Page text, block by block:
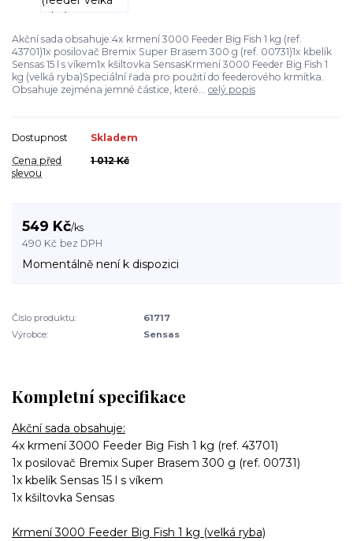
Akční sada obsahuje:4x krmení 3000 Feeder Big Fish 1 kg (ref.
43701)1x posilovač Bremix Super Brasem 300 g (ref. 00731)1x kbelík
Sensas 15 l s víkem1x kšiltovka SensasKrmení 3000 Feeder Big Fish 1
kg (velká ryba)Speciální řada pro použití do feederového krmítka.
Obsahuje zejména jemné částice, které... celý popis
Dostupnost
Skladem
Cena před
slevou
1 012 Kč
549 Kč/ks
490 Kč bez DPH
Momentálně není k dispozici
Číslo produktu:
61717
Výrobce:
Sensas
Kompletní specifikace
Akční sada obsahuje:
4x krmení 3000 Feeder Big Fish 1 kg (ref. 43701)
1x posilovač Bremix Super Brasem 300 g (ref. 00731)
1x kbelík Sensas 15 l s víkem
1x kšiltovka Sensas
Krmení 3000 Feeder Big Fish 1 kg (velká ryba)